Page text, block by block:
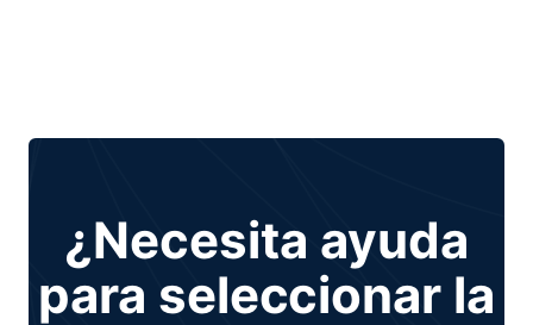
¿Necesita ayuda
para seleccionar la